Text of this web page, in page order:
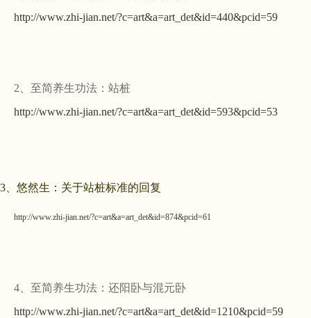
http://www.zhi-jian.net/?c=art&a=art_det&id=440&pcid=59
2、至简养生功法：站桩
http://www.zhi-jian.net/?c=art&a=art_det&id=593&pcid=53
3、悠然生：关于站桩标准的回复
http://www.zhi-jian.net/?c=art&a=art_det&id=874&pcid=61
4、至简养生功法：还阳卧与混元卧
http://www.zhi-jian.net/?c=art&a=art_det&id=1210&pcid=59